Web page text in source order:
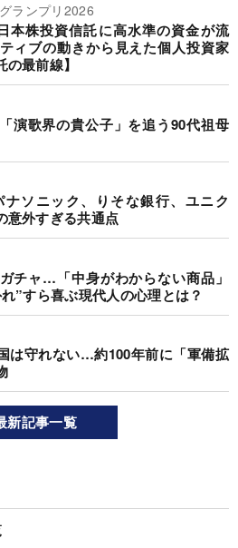
ランプリ2026
本株投資信託に高水準の資金が流
ィブの動きから見えた個人投資家
最前線】
演歌界の貴公子」を追う90代祖母
ソニック、りそな銀行、ユニク
意外すぎる共通点
チャ…「中身がわからない商品」
”すら喜ぶ現代人の心理とは？
は守れない…約100年前に「軍備拡
新記事一覧